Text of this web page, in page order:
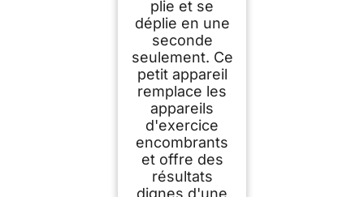
plie et se
déplie en une
seconde
seulement. Ce
petit appareil
remplace les
appareils
d'exercice
encombrants
et offre des
résultats
dignes d'une